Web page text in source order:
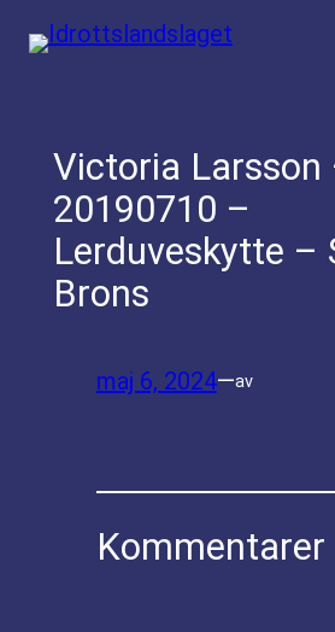
Hoppa
Victoria Larsson
20190710 –
Lerduveskytte –
Brons
maj 6, 2024—av
Kommentarer